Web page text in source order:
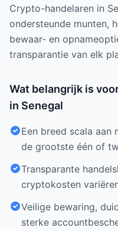
Crypto-handelaren in
ondersteunde munten,
bewaar- en
transparantie van elk
Wat belangrijk is
in Senegal
Een breed scala aan
de grootste één of
Transparante
cryptokosten
Veilige bewaring,
sterke